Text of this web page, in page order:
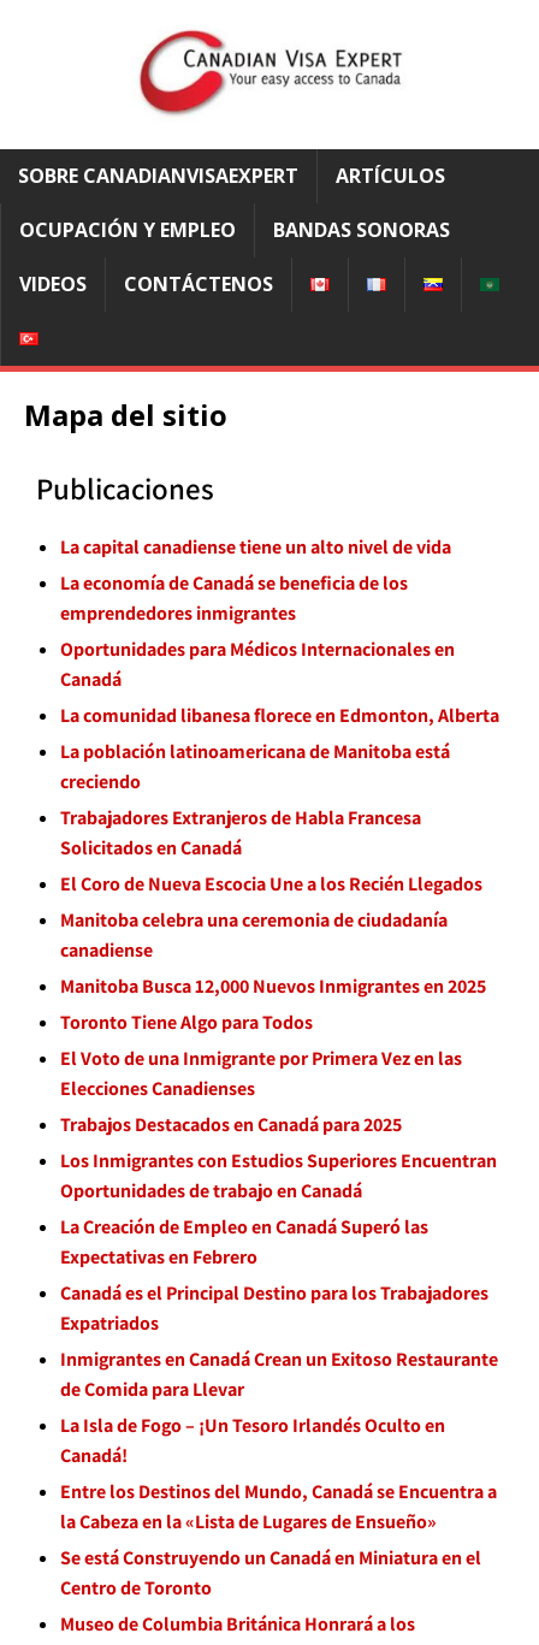
SOBRE CANADIANVISAEXPERT ARTÍCULOS
OCUPACIÓN Y EMPLEO BANDAS SONORAS
VIDEOS CONTÁCTENOS
Mapa del sitio
Publicaciones
La capital canadiense tiene un alto nivel de vida
La economía de Canadá se beneficia de los
emprendedores inmigrantes
Oportunidades para Médicos Internacionales en
Canadá
La comunidad libanesa florece en Edmonton, Alberta
La población latinoamericana de Manitoba está
creciendo
Trabajadores Extranjeros de Habla Francesa
Solicitados en Canadá
El Coro de Nueva Escocia Une a los Recién Llegados
Manitoba celebra una ceremonia de ciudadanía
canadiense
Manitoba Busca 12,000 Nuevos Inmigrantes en 2025
Toronto Tiene Algo para Todos
El Voto de una Inmigrante por Primera Vez en las
Elecciones Canadienses
Trabajos Destacados en Canadá para 2025
Los Inmigrantes con Estudios Superiores Encuentran
Oportunidades de trabajo en Canadá
La Creación de Empleo en Canadá Superó las
Expectativas en Febrero
Canadá es el Principal Destino para los Trabajadores
Expatriados
Inmigrantes en Canadá Crean un Exitoso Restaurante
de Comida para Llevar
La Isla de Fogo – ¡Un Tesoro Irlandés Oculto en
Canadá!
Entre los Destinos del Mundo, Canadá se Encuentra a
la Cabeza en la «Lista de Lugares de Ensueño»
Se está Construyendo un Canadá en Miniatura en el
Centro de Toronto
Museo de Columbia Británica Honrará a los